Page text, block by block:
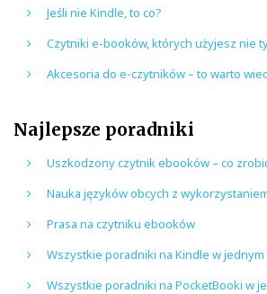
Jeśli nie Kindle, to co?
Czytniki e-booków, których użyjesz nie
Akcesoria do e-czytników – to warto
Najlepsze poradniki
Uszkodzony czytnik ebooków – co
Nauka języków obcych z
Prasa na czytniku ebooków
Wszystkie poradniki na Kindle w jednym
Wszystkie poradniki na PocketBooki w